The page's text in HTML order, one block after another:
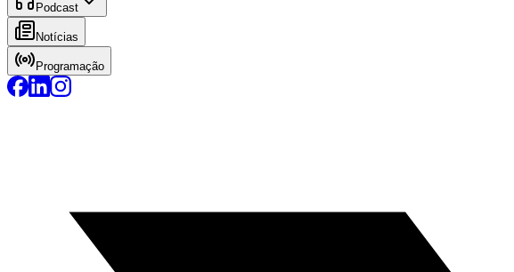
Podcast
Notícias
Programação